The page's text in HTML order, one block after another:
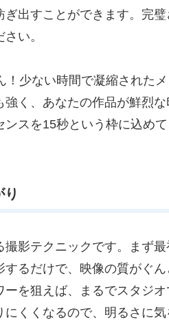
出すことができます。完
い。
少ない時間で凝縮された
く、あなたの作品が鮮烈
スを15秒という枠に込め
影テクニックです。まず最
るだけで、映像の質がぐん
を狙えば、まるでスタジオ
くくなるので、明るさに気